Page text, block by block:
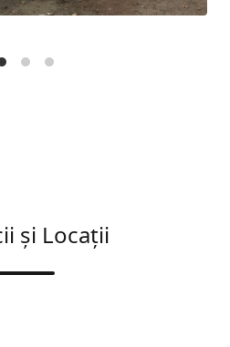
și Locații